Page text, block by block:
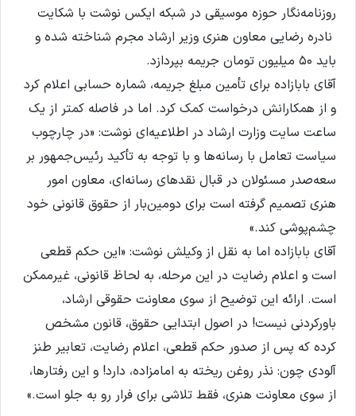
روزنامه‌نگار حوزه موسیقی در شبکه‌ ایکس نوشت با شکایت
نادره رضایی معاون هنری وزیر ارشاد مجرم شناخته شده و
باید ۵۰ میلیون تومان جریمه بپردازد.
آقای بابازاده برای تأمین مبلغ جریمه، شماره حسابی اعلام کرد
و از همکارانش درخواست کمک کرد. اما در فاصله‌ کمتر از یک
ساعت سایت وزارت ارشاد در اطلاعیه‌ای نوشت: «در چارچوب
سیاست تعامل با رسانه‌ها و با توجه به تأکید رئیس‌جمهور بر
سعه‌صدر مسئولان در قبال نقدهای رسانه‌ای، معاون امور
هنری تصمیم گرفته است برای دومین‌بار از حقوق قانونی خود
چشم‌پوشی کند.»
آقای بابازاده اما به نقل از وکیلش نوشت: «این حکم قطعی
است و اعلام رضایت در این مرحله، به لحاظ قانونی، غیرممکن
است. ارائه این توضیح از سوی معاونت حقوقی ارشاد،
باورکردنی نیست! در اصول ابتدایی حقوق، قانون مشخص
کرده که پس از صدور حکم قطعی، اعلام رضایت، تعابیر طنز
آلودی چون: نذر روغن ریخته به امامزاده، دارد! و این رفتارها،
از سوی معاونت هنری، فقط تلاشی برای فرار رو به جلو است.»